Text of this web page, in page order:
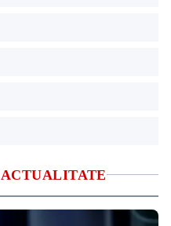
ACTUALITATE